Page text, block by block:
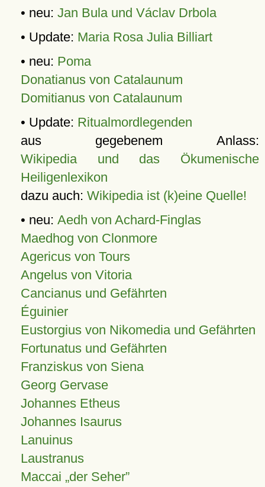
• neu: Jan Bula und Václav Drbola
• Update: Maria Rosa Julia Billiart
• neu: Poma
Donatianus von Catalaunum
Domitianus von Catalaunum
• Update: Ritualmordlegenden
aus gegebenem Anlass:
Wikipedia und das Ökumenische
Heiligenlexikon
dazu auch: Wikipedia ist (k)eine Quelle!
• neu: Aedh von Achard-Finglas
Maedhog von Clonmore
Agericus von Tours
Angelus von Vitoria
Cancianus und Gefährten
Éguinier
Eustorgius von Nikomedia und Gefährten
Fortunatus und Gefährten
Franziskus von Siena
Georg Gervase
Johannes Etheus
Johannes Isaurus
Lanuinus
Laustranus
Maccai „der Seher”